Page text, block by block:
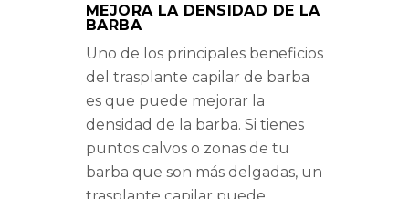
MEJORA LA DENSIDAD DE LA
BARBA
Uno de los principales beneficios
del trasplante capilar de barba
es que puede mejorar la
densidad de la barba. Si tienes
puntos calvos o zonas de tu
barba que son más delgadas, un